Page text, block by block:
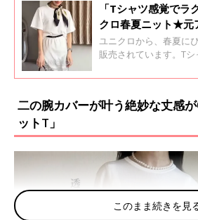
「Tシャツ感覚でラ
クロ春夏ニット★元
ーおすすめ4選！
ユニクロから、春夏に
販売されています。T
かり♪ そこで今回は元
の活用テクもご覧くだ
二の腕カバーが叶う絶妙な丈感
ットT」
このまま続きを見